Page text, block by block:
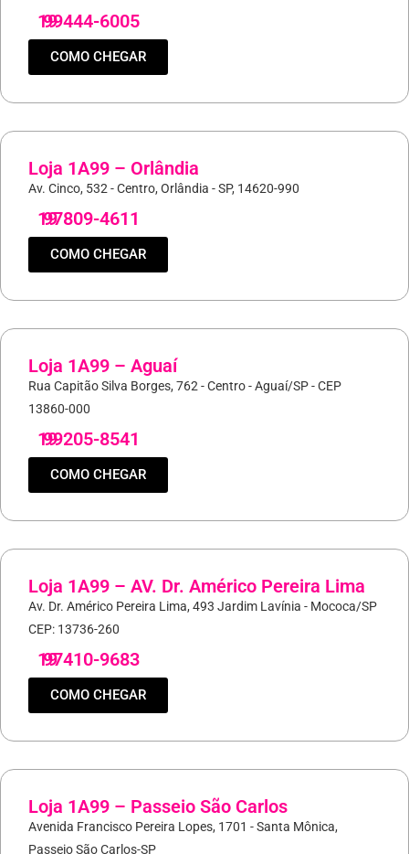
19
99444-6005
COMO CHEGAR
Loja 1A99 – Orlândia
Av. Cinco, 532 - Centro, Orlândia - SP, 14620-990
19
97809-4611
COMO CHEGAR
Loja 1A99 – Aguaí
Rua Capitão Silva Borges, 762 - Centro - Aguaí/SP - CEP
13860-000
19
99205-8541
COMO CHEGAR
Loja 1A99 – AV. Dr. Américo Pereira Lima
Av. Dr. Américo Pereira Lima, 493 Jardim Lavínia - Mococa/SP
CEP: 13736-260
19
97410-9683
COMO CHEGAR
Loja 1A99 – Passeio São Carlos
Avenida Francisco Pereira Lopes, 1701 - Santa Mônica,
Passeio São Carlos-SP